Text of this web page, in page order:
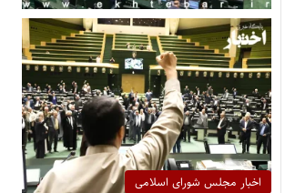
اخبار مجلس شورای اسلامی